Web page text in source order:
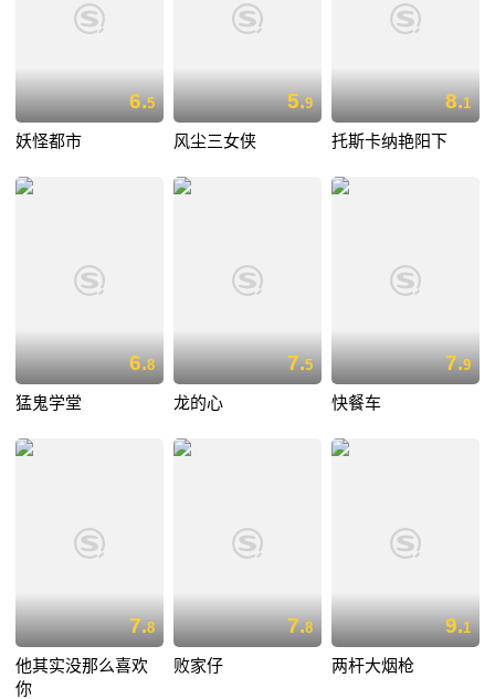
6.5
妖怪都市
5.9
风尘三女侠
8.1
托斯卡纳艳阳下
6.8
猛鬼学堂
7.5
龙的心
7.9
快餐车
7.8
他其实没那么喜欢
你
7.8
败家仔
9.1
两杆大烟枪